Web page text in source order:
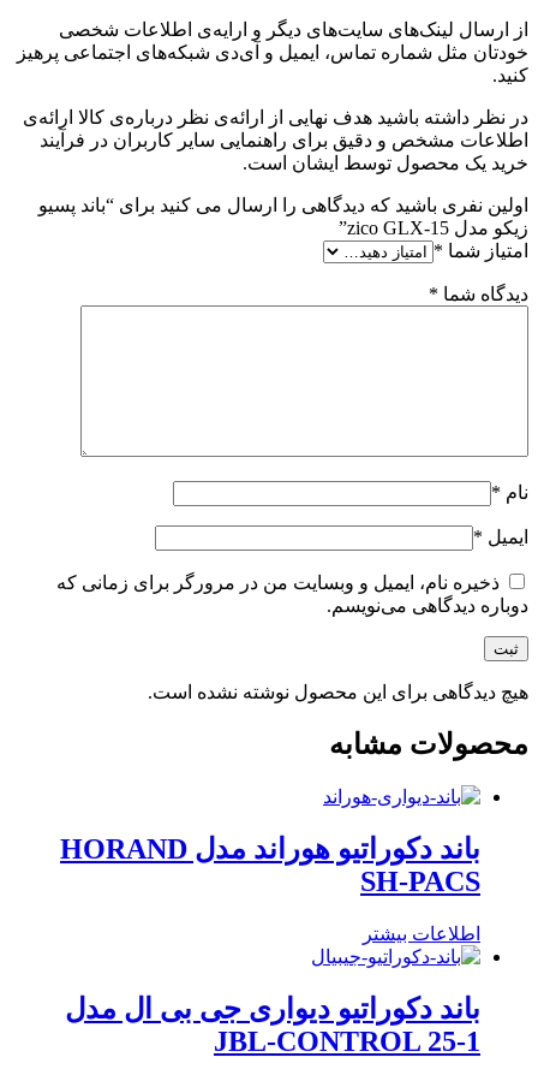
از ارسال لینک‌های سایت‌های دیگر و ارایه‌ی اطلاعات شخصی
خودتان مثل شماره تماس، ایمیل و آی‌دی شبکه‌های اجتماعی پرهیز
کنید.
در نظر داشته باشید هدف نهایی از ارائه‌ی نظر درباره‌ی کالا ارائه‌ی
اطلاعات مشخص و دقیق برای راهنمایی سایر کاربران در فرآیند
خرید یک محصول توسط ایشان است.
اولین نفری باشید که دیدگاهی را ارسال می کنید برای “باند پسیو
زیکو مدل zico GLX-15”
امتیاز شما *
دیدگاه شما *
نام *
ایمیل *
ذخیره نام، ایمیل و وبسایت من در مرورگر برای زمانی که
دوباره دیدگاهی می‌نویسم.
هیچ دیدگاهی برای این محصول نوشته نشده است.
محصولات مشابه
باند دکوراتیو هوراند مدل HORAND
SH-PACS
اطلاعات بیشتر
باند دکوراتیو دیواری جی بی ال مدل
JBL-CONTROL 25-1